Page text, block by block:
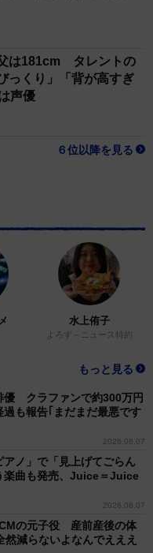
は181cm タレントの
っくり」「背が高すぎ
声優
６位以降を見る
水上侑子
よろず～ニュース特約
もっと見る
優 クラファンで約300万円
も報告｢まだまだ最悪です
2026.08.07
ノ」で「見上げてごらん
曲も発売、Juice＝Juice
2026.08.07
CMの元子役 産前産後の体
減らないよなんでえええ